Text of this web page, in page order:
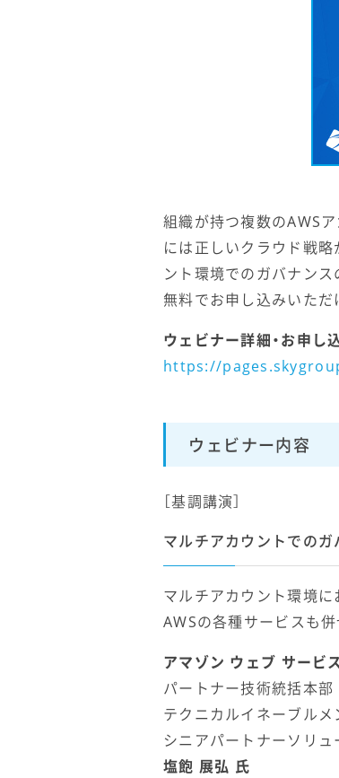
組織が持つ複数のAWS
には正しいクラウド戦
ント環境でのガバナンス
無料でお申し込みいただ
ウェビナー詳細・お申し
https://
ウェビナー内容
［基調講演］
マルチアカウントでのガ
マルチアカウント環境
AWSの各種サービスも併
アマゾン ウェブ サービ
パートナー技術統括本部
テクニカルイネーブルメ
シニアパートナーソリ
塩飽 展弘 氏